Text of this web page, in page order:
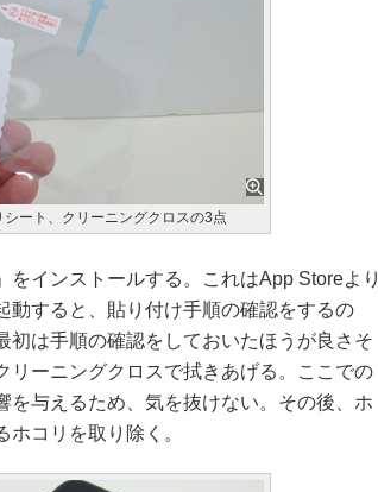
ート、クリーニングクロスの3点
インストールする。これはApp Storeより
動すると、貼り付け手順の確認をするの
は手順の確認をしておいたほうが良さそ
リーニングクロスで拭きあげる。ここでの
与えるため、気を抜けない。その後、ホ
コリを取り除く。